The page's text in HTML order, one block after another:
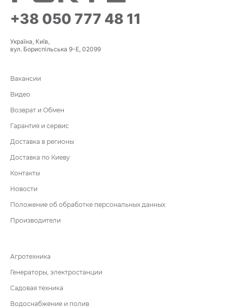
+38 050 777 48 11
Україна, Київ,
вул. Бориспільська 9-Е, 02099
Вакансии
Видео
Возврат и Обмен
Гарантия и сервис
Доставка в регионы
Доставка по Киеву
Контакты
Новости
Положение об обработке персональных данных
Производители
Агротехника
Генераторы, электростанции
Садовая техника
Водоснабжение и полив